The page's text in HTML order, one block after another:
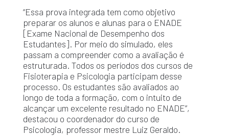
“Essa prova integrada tem como objetivo
preparar os alunos e alunas para o ENADE
[Exame Nacional de Desempenho dos
Estudantes]. Por meio do simulado, eles
passam a compreender como a avaliação é
estruturada. Todos os períodos dos cursos de
Fisioterapia e Psicologia participam desse
processo. Os estudantes são avaliados ao
longo de toda a formação, com o intuito de
alcançar um excelente resultado no ENADE”,
destacou o coordenador do curso de
Psicologia, professor mestre Luiz Geraldo.